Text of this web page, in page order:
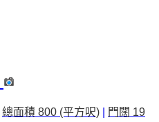
總面積 800 (平方呎)
門闊 19